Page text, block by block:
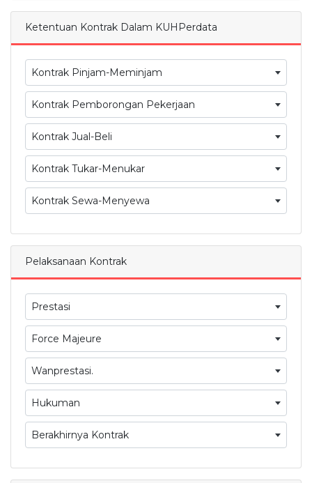
Ketentuan Kontrak Dalam KUHPerdata
Kontrak Pinjam-Meminjam
Kontrak Pemborongan Pekerjaan
Kontrak Jual-Beli
Kontrak Tukar-Menukar
Kontrak Sewa-Menyewa
Pelaksanaan Kontrak
Prestasi
Force Majeure
Wanprestasi.
Hukuman
Berakhirnya Kontrak